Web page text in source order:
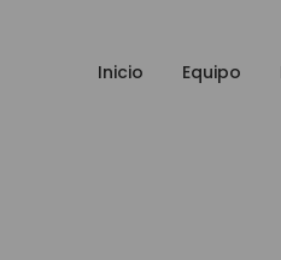
Inicio Equipo